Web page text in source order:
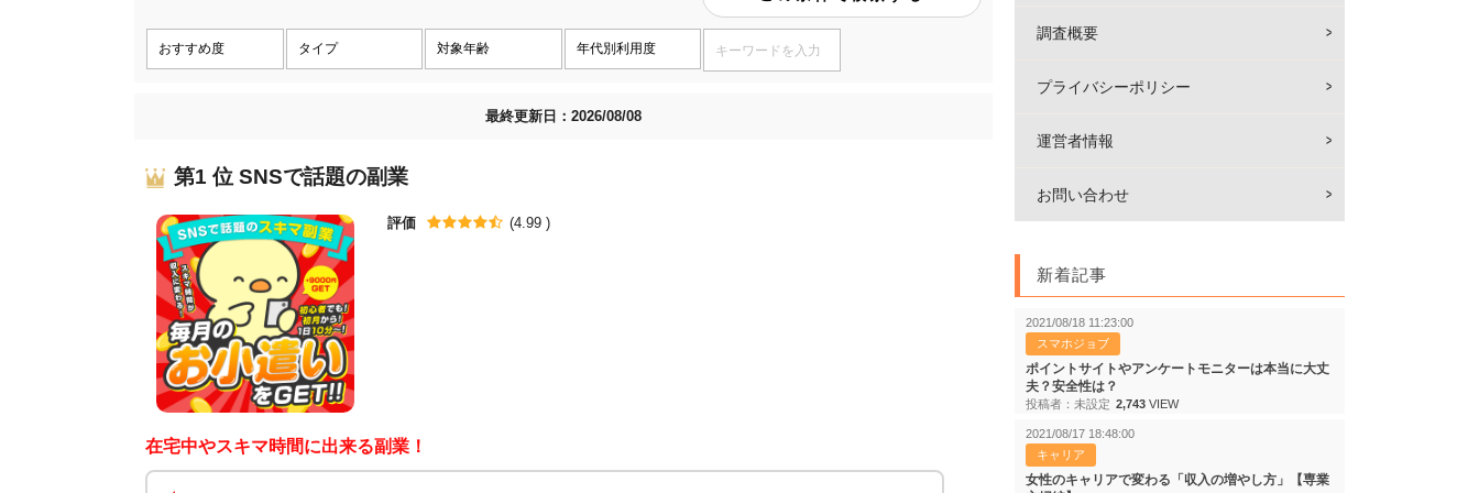
最終更新日：2026/08/08
第1 位 SNSで話題の副業
評価 (4.99 )
在宅中やスキマ時間に出来る副業！
調査概要
プライバシーポリシー
運営者情報
お問い合わせ
新着記事
2021/08/18 11:23:00
スマホジョブ
ポイントサイトやアンケートモニターは本当に大丈
夫？安全性は？
投稿者：未設定 2,743 VIEW
2021/08/17 18:48:00
キャリア
女性のキャリアで変わる「収入の増やし方」【専業